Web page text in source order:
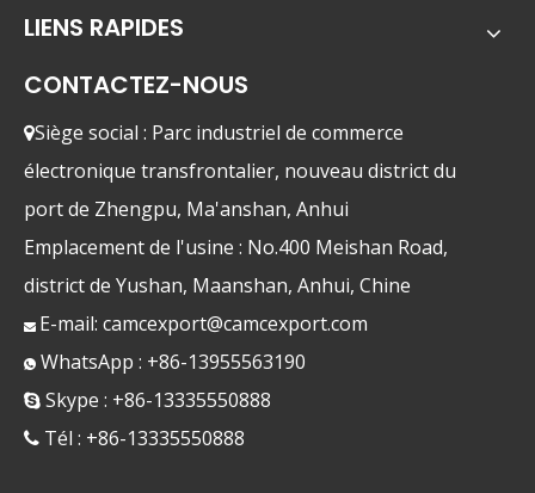
LIENS RAPIDES
CONTACTEZ-NOUS
Siège social : Parc industriel de commerce
électronique transfrontalier, nouveau district du
port de Zhengpu, Ma'anshan, Anhui
Emplacement de l'usine : No.400 Meishan Road,
district de Yushan, Maanshan, Anhui, Chine
 E-mail: camcexport@camcexport.com
 WhatsApp : +86-13955563190
 Skype : +86-13335550888
 Tél : +86-13335550888